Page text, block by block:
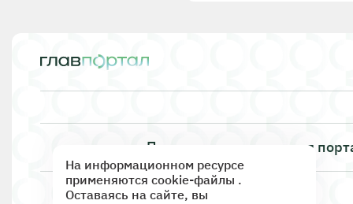
На информационном ресурсе
применяются cookie-файлы .
Оставаясь на сайте, вы
какие сроки будет
ЕАЭС о
строительных
и готовы ли
промышленники к
усилению
Госконтроль
Правила использования